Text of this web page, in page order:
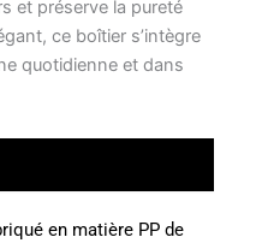
et préserve la pureté
ce boîtier s’intègre
quotidienne et dans
en matière PP de